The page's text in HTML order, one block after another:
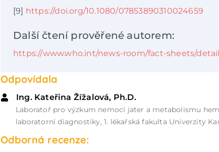
[9] https://doi.org/10.1080/07853890310024659
Další čtení prověřené autorem:
https://www.who.int/news-room/fact-sheets/
Odpovídala
Ing. Kateřina Žížalová, Ph.D.
Laboratoř pro výzkum nemocí jater a metabolismu
laboratorní diagnostiky, 1. lékařská fakulta Univerzity
Odborná recenze: